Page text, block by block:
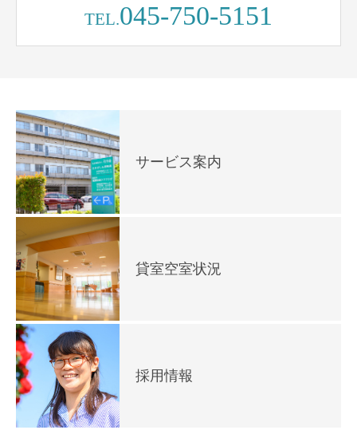
TEL.045-750-5151
サービス案内
貸室空室状況
採用情報